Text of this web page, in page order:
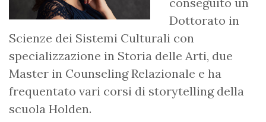
Dottorato in
Scienze dei Sistemi Culturali con
specializzazione in Storia delle Arti, due
Master in Counseling Relazionale e ha
frequentato vari corsi di storytelling della
scuola Holden.